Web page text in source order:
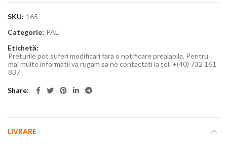
SKU: 165
Categorie: PAL
Etichetă:
Preturile pot suferi modificari fara o notificare prealabila. Pentru
mai multe informatii va rugam sa ne contactati la tel. +(40) 732 161
837
Share
LIVRARE